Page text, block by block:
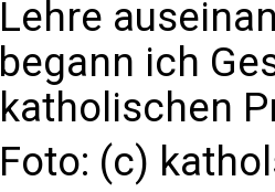
Lehre
begann ich
katholischen
Foto: (c)